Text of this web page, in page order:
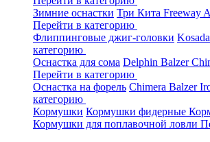
Зимние оснастки Три Кита Freeway
Перейти в категорию
Флиппинговые джиг-головки
категорию
Оснастка для сома Delphin Balzer
Перейти в категорию
Оснастка на форель Chimera Balzer
категорию
Кормушки Кормушки фидерные
Кормушки для поплавочной ловли